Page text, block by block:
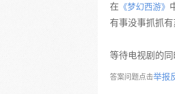
在 《梦幻西游》
有事没事抓抓有
等待电视剧的
答案问题点击举报